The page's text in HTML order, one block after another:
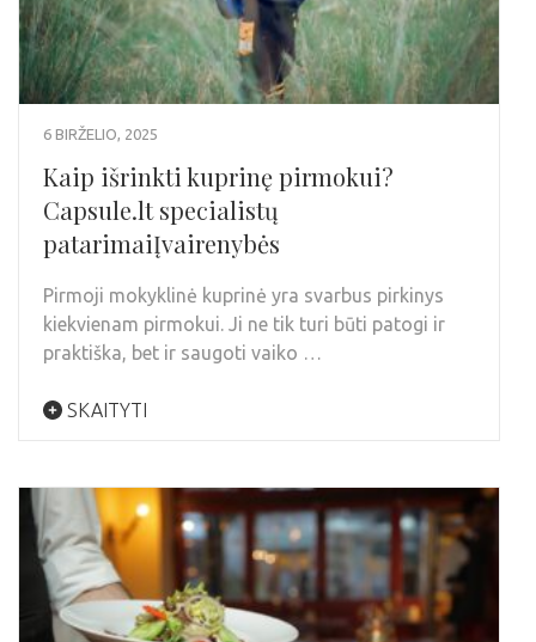
6 BIRŽELIO, 2025
Kaip išrinkti kuprinę pirmokui?
Capsule.lt specialistų
patarimaiĮvairenybės
Pirmoji mokyklinė kuprinė yra svarbus pirkinys
kiekvienam pirmokui. Ji ne tik turi būti patogi ir
praktiška, bet ir saugoti vaiko …
SKAITYTI